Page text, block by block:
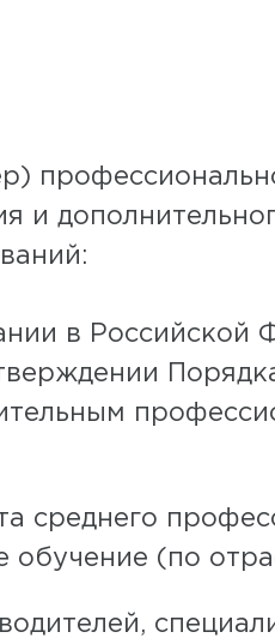
и
в Российской
среднего
обучение (по